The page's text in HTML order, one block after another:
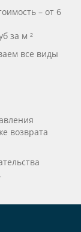
– от 6
за м ²
все виды
возврата